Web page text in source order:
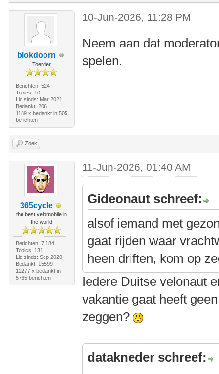
blokdoorn
Toerder
Berichten: 524
Topics: 10
Lid sinds: Mar 2021
Bedankt: 206
1189 x bedankt in 505
berichten
10-Jun-2026, 11:28 PM
Neem aan dat
spelen.
Zoek
365cycle
the best velomobile in
the world
Berichten: 7.184
Topics: 131
Lid sinds: Sep 2020
Bedankt: 15599
12277 x bedankt in
5765 berichten
11-Jun-2026, 01:40 AM
Gideonaut schreef:
alsof iemand met
gaat rijden waar
heen driften, kom op
Iedere Duitse velonaut
vakantie gaat heeft
zeggen?
datakneder schreef: